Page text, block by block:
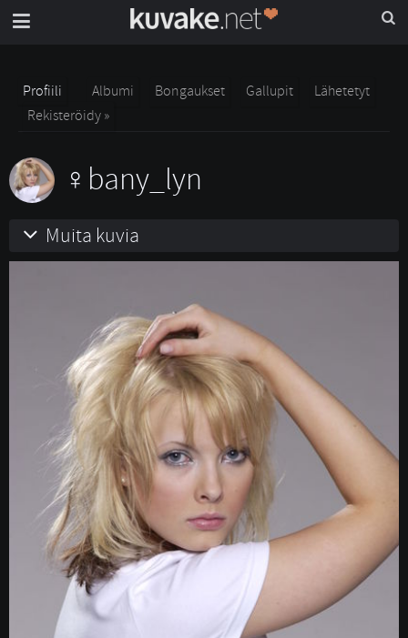
Profiili Albumi Bongaukset Gallupit
Lähetetyt
Rekisteröidy »
bany_lyn
Muita kuvia